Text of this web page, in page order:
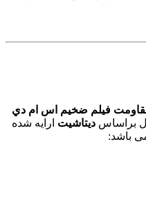
مقاومت فیلم ضخیم اس ام دي
براساس دیتاشیت ارایه شده
باشد: